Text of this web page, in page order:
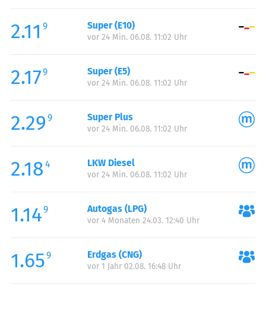
Samstag:
00:00-24:00
Sonntag:
2.11 9 Super (E10)
vor 24 Min. 06.08. 11:02 Uhr
2.179 Super (E5)
vor 24 Min. 06.08. 11:02 Uhr
2.29 9 Super Plus
vor 24 Min. 06.08. 11:02 Uhr
2.18 4 LKW Diesel
vor 24 Min. 06.08. 11:02 Uhr
1.149 Autogas (LPG)
vor 4 Monaten 24.03. 12:40 Uhr
1.659 Erdgas (CNG)
vor 1 Jahr 02.08. 16:48 Uhr